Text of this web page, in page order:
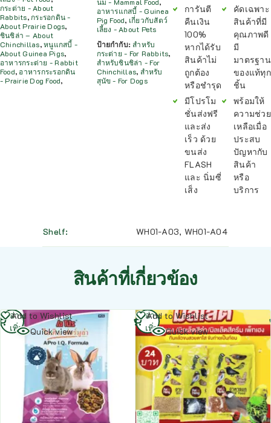
กระต่าย - About
Rabbits, กระรอกดิน -
About Prairie Dogs,
ชินชิล่า – About
Chinchillas,หนูแกสบี้ -
About Guinea Pigs,
อาหารกระต่าย - Rabbit
Food, อาหารกระรอกดิน
- Prairie Dog Food,
อาหารแกสบี้ - Guinea
Pig Food, เกี่ยวกับสัตว์
เลี้ยง - About Pets
ป้ายกำกับ:สำหรับ
กระต่าย - For Rabbits,
สำหรับชินชิล่า - For
Chinchillas, สำหรับ
สุนัข - For Dogs
การันตี
คืนเงิน
100%
หากได้รับ
สินค้าไม่
ถูกต้อง
หรือชำรุด
มีโปรโม
ชั่นส่งฟรี
และส่ง
เร็ว ด้วย
ขนส่ง
FLASH
และ นิ่มซี่
เส็ง
คัดเฉพาะ
สินค้าที่มี
คุณภาพดี
มี
มาตรฐาน
ของแท้ทุก
ชิ้น
พร้อมให้
ความช่วย
เหลือเมื่อ
ประสบ
ปัญหากับ
สินค้า
หรือ
บริการ
Shelf WH01-A03, WH01-A04
สินค้าที่เกี่ยวข้อง
Add to Wishlist
Quick view
อ่าน
เพิ่ม
Add to Wishlist
Quick view
อ่าน
เพิ่ม